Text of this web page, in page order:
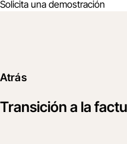
Solicita una demostración
Atrás
Transición a la